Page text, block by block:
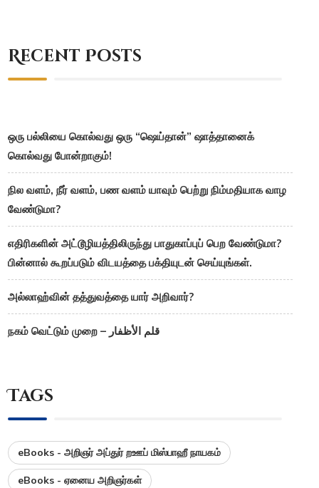
Recent Posts
ஒரு பல்லியை கொல்வது ஒரு “ஷெய்தான்” ஷாத்தானைக்
கொல்வது போன்றாகும்!
நில வளம், நீர் வளம், பண வளம் யாவும் பெற்று நிம்மதியாக வாழ
வேண்டுமா?
எதிரிகளின் அட்டூழியத்திலிருந்து பாதுகாப்புப் பெற வேண்டுமா?
பின்னால் கூறப்படும் விடயத்தை பக்தியுடன் செய்யுங்கள்.
அல்லாஹ்வின் தத்துவத்தை யார் அறிவார்?
நகம் வெட்டும் முறை – قلم الأظفار
Tags
eBooks - அறிஞர் அப்துர் றஊப் மிஸ்பாஹீ நாயகம்
eBooks - ஏனைய அறிஞர்கள்